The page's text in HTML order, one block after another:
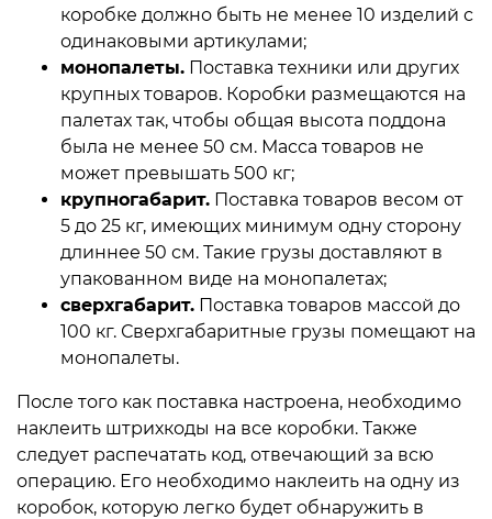
коробке должно быть не менее 10 изделий с
одинаковыми артикулами;
монопалеты. Поставка техники или других
крупных товаров. Коробки размещаются на
палетах так, чтобы общая высота поддона
была не менее 50 см. Масса товаров не
может превышать 500 кг;
крупногабарит. Поставка товаров весом от
5 до 25 кг, имеющих минимум одну сторону
длиннее 50 см. Такие грузы доставляют в
упакованном виде на монопалетах;
сверхгабарит. Поставка товаров массой до
100 кг. Сверхгабаритные грузы помещают на
монопалеты.
После того как поставка настроена, необходимо
наклеить штрихкоды на все коробки. Также
следует распечатать код, отвечающий за всю
операцию. Его необходимо наклеить на одну из
коробок, которую легко будет обнаружить в